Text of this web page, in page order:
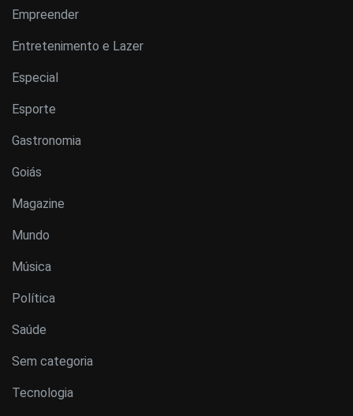
Empreender
Entretenimento e Lazer
Especial
Esporte
Gastronomia
Goiás
Magazine
Mundo
Música
Política
Saúde
Sem categoria
Tecnologia